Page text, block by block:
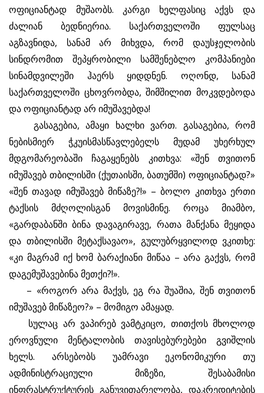
ოფიციანტად მუშაობს. კარგი ხელფასიც აქვს და
ძალიან ბედნიერია. საქართველოში ფულსაც
აგზავნიდა, სანამ არ მიხვდა, რომ დაუსჯელობის
სინდრომით შეპყრობილი სამშენებლო კომპანიები
სინამდვილეში ჰაერს ყიდდნენ. ოღონდ, სანამ
საქართველოში ცხოვრობდა, შიმშილით მოკვდებოდა
და ოფიციანტად არ იმუშავებდა!
გასაგებია, ამაყი ხალხი ვართ. გასაგებია, რომ
ნებისმიერ ჭკუისმასწავლებელს მუდამ უხერხულ
მდგომარეობაში ჩაგაყენებს კითხვა: «შენ თვითონ
იმუშავებ თბილისში (ქუთაისში, ბათუმში) ოფიციანტად?»
«შენ თავად იმუშავებ მიწაზე?!» – ბოლო კითხვა ერთი
ტაქსის მძღოლისგან მოვისმინე. როცა მიამბო,
«გარდაბანში ბინა დავაგირავე, რათა მანქანა მეყიდა
და თბილისში მეტაქსავაო», გულუბრყვილოდ ვკითხე:
«კი მაგრამ იქ ხომ ბარაქიანი მიწაა – არა გაქვს, რომ
დაგემუშავებინა მეთქი?!».
– «როგორ არა მაქვს, ეგ რა შუაშია, შენ თვითონ
იმუშავებ მიწაზეო?» – მომიგო ამაყად.
სულაც არ ვაპირებ ვამტკიცო, თითქოს მხოლოდ
ეროვნული მენტალობის თავისებურებები გვიშლის
ხელს. არსებობს უამრავი ეკონომიკური თუ
ადმინისტრაციული მიზეზი, შესაბამისი
ინფრასტრუქტურის განუვითარელობა, დაკრედიტების